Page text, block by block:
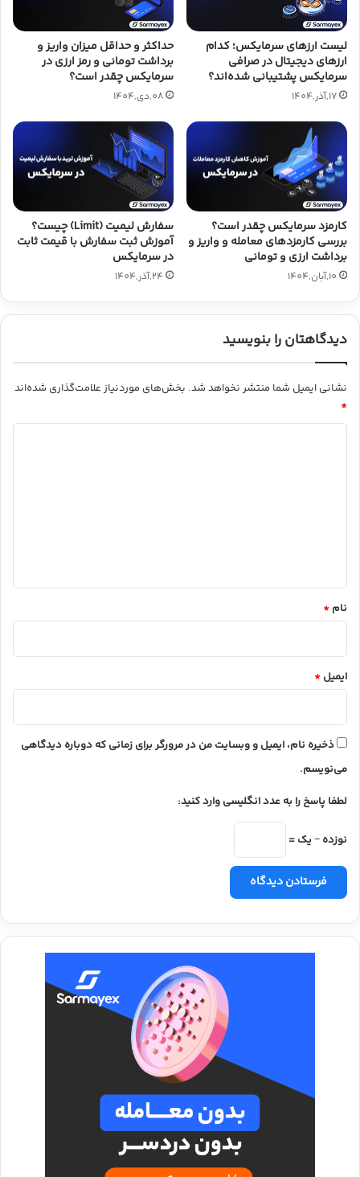
لیست ارزهای سرمایکس؛ کدام
ارزهای دیجیتال در صرافی
سرمایکس پشتیبانی شده‌اند؟
17,آذر,1404
حداکثر و حداقل میزان واریز و
برداشت تومانی و رمز ارزی در
سرمایکس چقدر است؟
08,دی,1404
کارمزد سرمایکس چقدر است؟
بررسی کارمزدهای معامله و واریز و
برداشت ارزی و تومانی
10,آبان,1404
سفارش لیمیت (Limit) چیست؟
آموزش ثبت سفارش با قیمت ثابت
در سرمایکس
24,آذر,1404
دیدگاهتان را بنویسید
نشانی ایمیل شما منتشر نخواهد شد. بخش‌های موردنیاز علامت‌گذاری شده‌اند
*
نام *
ایمیل *
ذخیره نام، ایمیل و وبسایت من در مرورگر برای زمانی که دوباره دیدگاهی
می‌نویسم.
لطفا پاسخ را به عدد انگلیسی وارد کنید:
نوزده − یک =